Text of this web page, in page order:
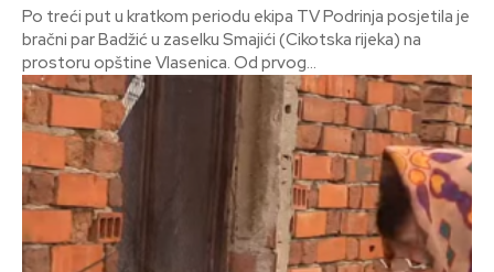
Po treći put u kratkom periodu ekipa TV Podrinja posjetila je
bračni par Badžić u zaselku Smajići (Cikotska rijeka) na
prostoru opštine Vlasenica. Od prvog...